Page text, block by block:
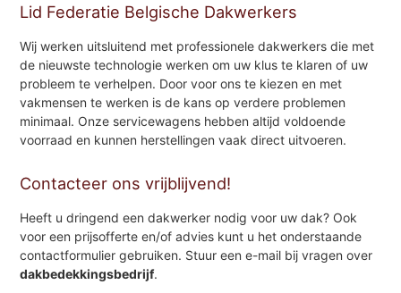
Lid Federatie Belgische Dakwerkers
Wij werken uitsluitend met professionele dakwerkers die met
de nieuwste technologie werken om uw klus te klaren of uw
probleem te verhelpen. Door voor ons te kiezen en met
vakmensen te werken is de kans op verdere problemen
minimaal. Onze servicewagens hebben altijd voldoende
voorraad en kunnen herstellingen vaak direct uitvoeren.
Contacteer ons vrijblijvend!
Heeft u dringend een dakwerker nodig voor uw dak? Ook
voor een prijsofferte en/of advies kunt u het onderstaande
contactformulier gebruiken. Stuur een e-mail bij vragen over
dakbedekkingsbedrijf.